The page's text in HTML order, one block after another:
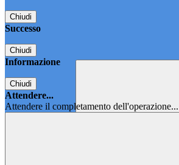
Chiudi
Successo
Chiudi
Informazione
Chiudi
Attendere...
Attendere il completamento dell'operazione...